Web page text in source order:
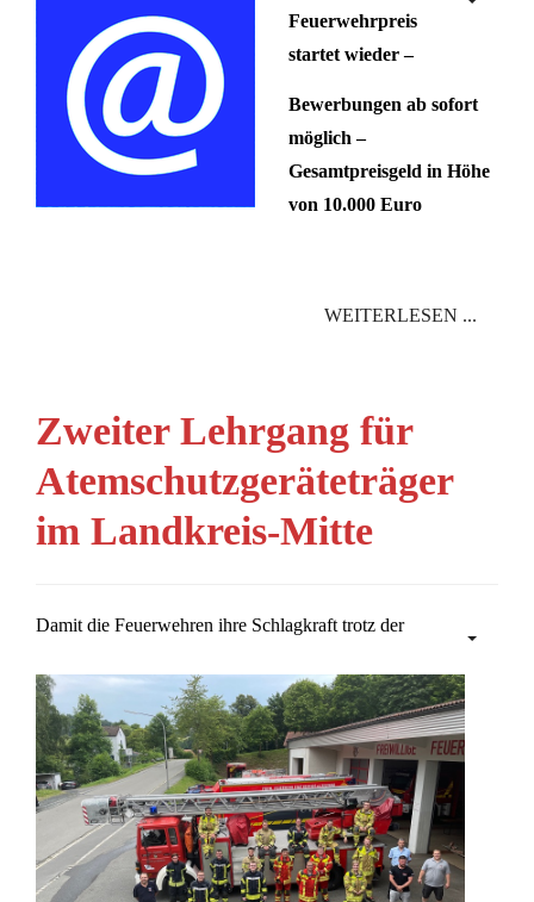
Feuerwehrpreis
startet wieder –
Bewerbungen ab sofort
möglich –
Gesamtpreisgeld in Höhe
von 10.000 Euro
WEITERLESEN ...
Zweiter Lehrgang für
Atemschutzgeräteträger
im Landkreis-Mitte
Damit die Feuerwehren ihre Schlagkraft trotz der